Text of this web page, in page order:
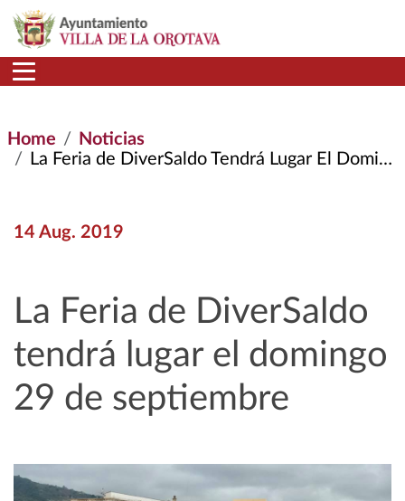
Skip to main content
Home
Noticias
La Feria de DiverSaldo Tendrá Lugar El Domingo 29 de Septiembre
14 Aug. 2019
La Feria de DiverSaldo
tendrá lugar el domingo
29 de septiembre